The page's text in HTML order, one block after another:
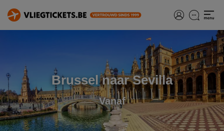
Brussel naar Sevilla
Vanaf